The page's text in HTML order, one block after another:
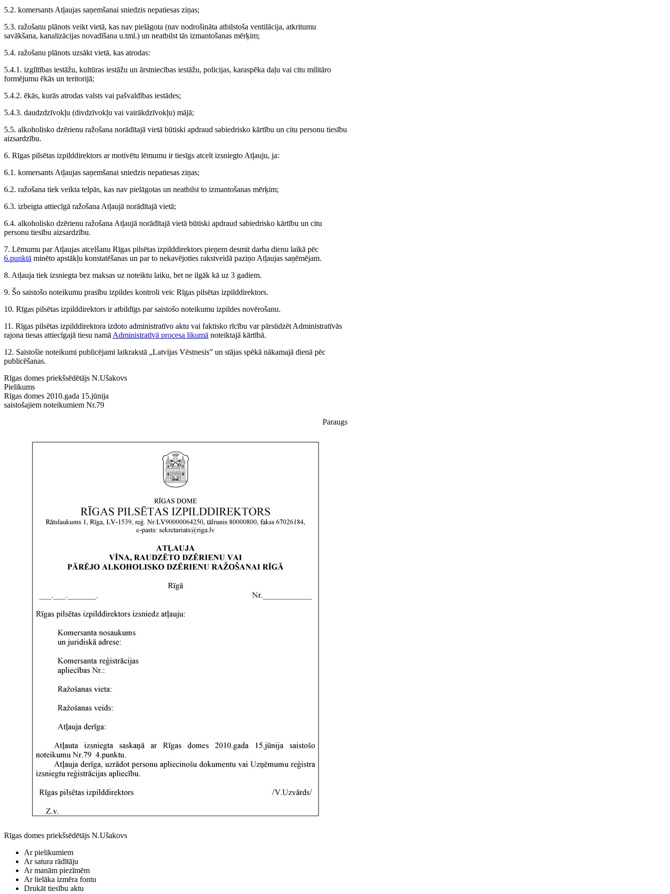
5.2. komersants Atļaujas saņemšanai sniedzis nepatiesas ziņas;
5.3. ražošanu plānots veikt vietā, kas nav pielāgota (nav nodrošināta atbilstoša ventilācija, atkritumu
savākšana, kanalizācijas novadīšana u.tml.) un neatbilst tās izmantošanas mērķim;
5.4. ražošanu plānots uzsākt vietā, kas atrodas:
5.4.1. izglītības iestāžu, kultūras iestāžu un ārstniecības iestāžu, policijas, karaspēka daļu vai citu militāro
formējumu ēkās un teritorijā;
5.4.2. ēkās, kurās atrodas valsts vai pašvaldības iestādes;
5.4.3. daudzdzīvokļu (divdzīvokļu vai vairākdzīvokļu) mājā;
5.5. alkoholisko dzērienu ražošana norādītajā vietā būtiski apdraud sabiedrisko kārtību un citu personu tiesību
aizsardzību.
6. Rīgas pilsētas izpilddirektors ar motivētu lēmumu ir tiesīgs atcelt izsniegto Atļauju, ja:
6.1. komersants Atļaujas saņemšanai sniedzis nepatiesas ziņas;
6.2. ražošana tiek veikta telpās, kas nav pielāgotas un neatbilst to izmantošanas mērķim;
6.3. izbeigta attiecīgā ražošana Atļaujā norādītajā vietā;
6.4. alkoholisko dzērienu ražošana Atļaujā norādītajā vietā būtiski apdraud sabiedrisko kārtību un citu
personu tiesību aizsardzību.
7. Lēmumu par Atļaujas atcelšanu Rīgas pilsētas izpilddirektors pieņem desmit darba dienu laikā pēc
6.punktā minēto apstākļu konstatēšanas un par to nekavējoties rakstveidā paziņo Atļaujas saņēmējam.
8. Atļauja tiek izsniegta bez maksas uz noteiktu laiku, bet ne ilgāk kā uz 3 gadiem.
9. Šo saistošo noteikumu prasību izpildes kontroli veic Rīgas pilsētas izpilddirektors.
10. Rīgas pilsētas izpilddirektors ir atbildīgs par saistošo noteikumu izpildes novērošanu.
11. Rīgas pilsētas izpilddirektora izdoto administratīvo aktu vai faktisko rīcību var pārsūdzēt Administratīvās
rajona tiesas attiecīgajā tiesu namā Administratīvā procesa likumā noteiktajā kārtībā.
12. Saistošie noteikumi publicējami laikrakstā „Latvijas Vēstnesis” un stājas spēkā nākamajā dienā pēc
publicēšanas.
Rīgas domes priekšsēdētājs N.Ušakovs
Pielikums
Rīgas domes 2010.gada 15.jūnija
saistošajiem noteikumiem Nr.79
Paraugs
Rīgas domes priekšsēdētājs N.Ušakovs
Ar pielikumiem
Ar satura rādītāju
Ar manām piezīmēm
Ar lielāka izmēra fontu
Drukāt tiesību aktu